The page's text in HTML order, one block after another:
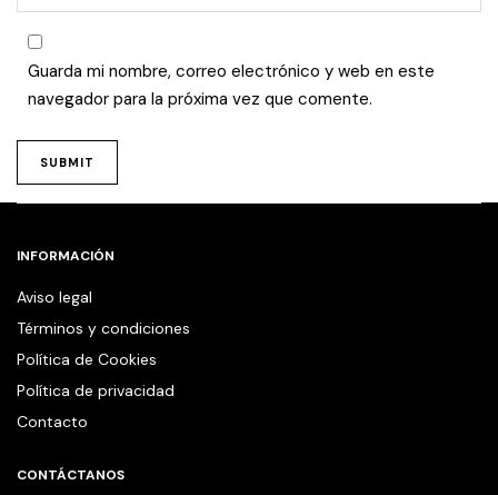
Guarda mi nombre, correo electrónico y web en este
navegador para la próxima vez que comente.
INFORMACIÓN
Aviso legal
Términos y condiciones
Política de Cookies
Política de privacidad
Contacto
CONTÁCTANOS